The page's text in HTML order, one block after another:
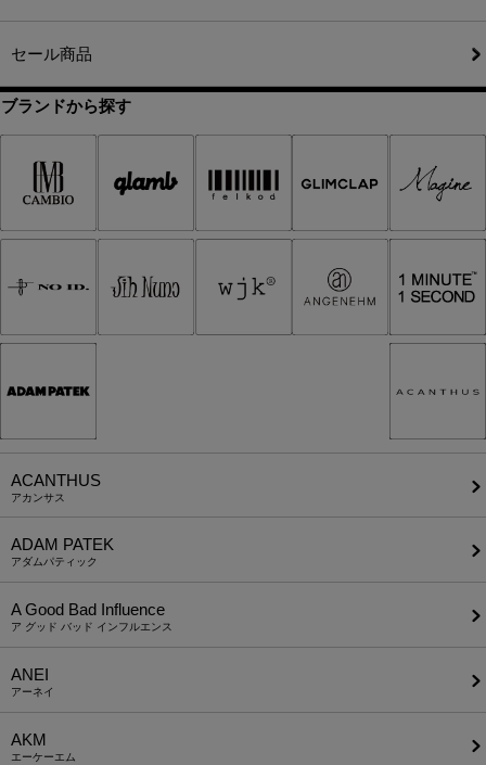
セール商品
ブランドから探す
ACANTHUS
アカンサス
ADAM PATEK
アダムパティック
A Good Bad Influence
ア グッド バッド インフルエンス
ANEI
アーネイ
AKM
エーケーエム